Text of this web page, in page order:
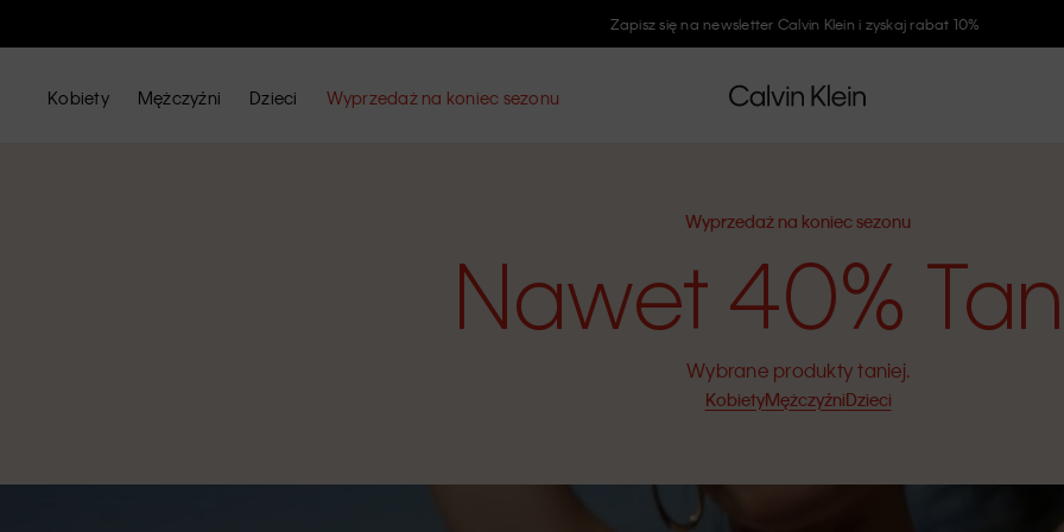
Zapisz się na newsletter Calvin Klein i zyskaj rabat 10%
Kobiety Mężczyźni Dzieci Wyprzedaż na koniec sezonu
Wyprzedaż na koniec sezonu
Nawet 40%
Wybrane produkty taniej.
KobietyMężczyźniDzieci